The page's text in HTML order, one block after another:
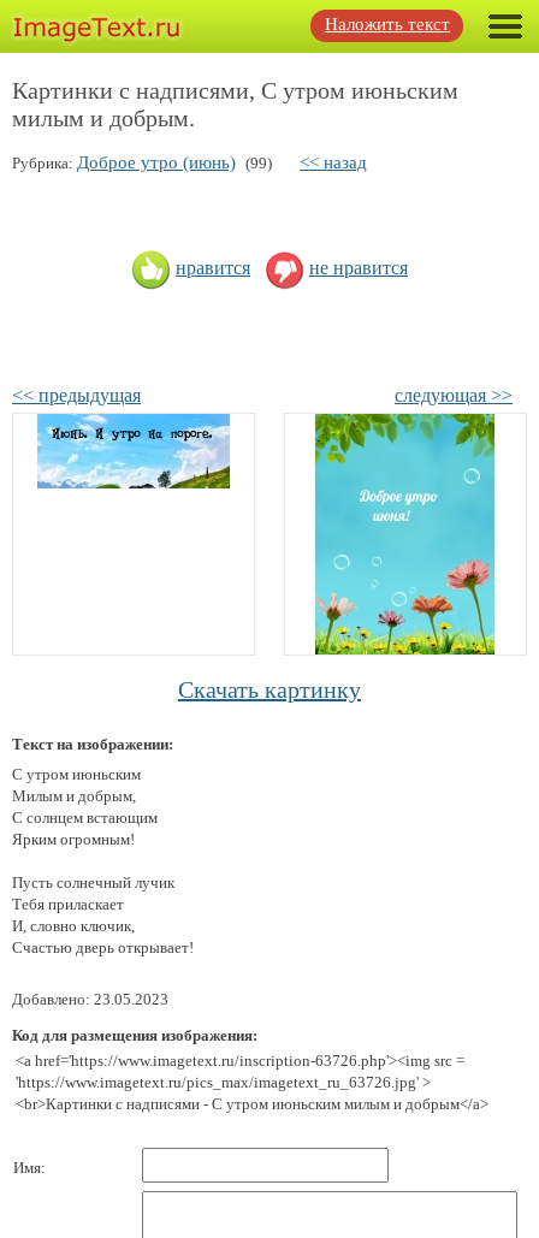
Наложить текст
Картинки с надписями, С утром июньским
милым и добрым.
Рубрика: Доброе утро (июнь) (99) << назад
нравится не нравится
<< предыдущая следующая >>
Скачать картинку
Текст на изображении:
С утром июньским
Милым и добрым,
С солнцем встающим
Ярким огромным!
Пусть солнечный лучик
Тебя приласкает
И, словно ключик,
Счастью дверь открывает!
Добавлено: 23.05.2023
Код для размещения изображения:
<a href='https://www.imagetext.ru/inscription-63726.php'><img src =
'https://www.imagetext.ru/pics_max/imagetext_ru_63726.jpg' >
<br>Картинки с надписями - С утром июньским милым и добрым</a>
Имя: